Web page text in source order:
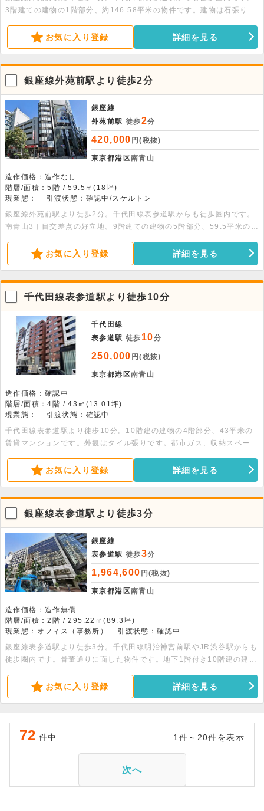
3階建ての建物の1階部分、約146.58平米の物件です。建物は石張りで
お気に入り登録 詳細を見る
銀座線外苑前駅より徒歩2分
銀座線
外苑前駅 徒歩2分
420,000 円(税抜)
東京都港区南青山
造作価格：造作なし
階層/面積：5階 / 59.5㎡(18坪)
現業態：
引渡状態：確認中/スケルトン
銀座線外苑前駅より徒歩2分。千代田線表参道駅からも徒歩圏内です。
南青山3丁目交差点の好立地。9階建ての建物の5階部分、59.5平米の貸
す。スケルトンの為自由なレイアウトが可能です。
お気に入り登録 詳細を見る
千代田線表参道駅より徒歩10分
千代田線
表参道駅 徒歩 10分
250,000 円(税抜)
東京都港区南青山
造作価格：確認中
階層/面積：4階 / 43㎡(13.01坪)
現業態：
引渡状態：確認中
千代田線表参道駅より徒歩10分。10階建の建物の4階部分、43平米の
賃貸マンションです。外観はタイル張りです。都市ガス、収納スペー
ラ、24時間セキュリティー、バルコニー、宅配BOX、敷地内ごみ置き
場完備です。
お気に入り登録 詳細を見る
銀座線表参道駅より徒歩3分
銀座線
表参道駅 徒歩3分
1,964,600 円(税抜)
東京都港区南青山
造作価格：造作無償
階層/面積：2階 / 295.22㎡(89.3坪)
現業態：オフィス（事務所）
引渡状態：確認中
銀座線表参道駅より徒歩3分。千代田線明治神宮前駅やJR渋谷駅からも
徒歩圏内です。骨董通りに面した物件です。地下1階付き10階建の建物
お気に入り登録 詳細を見る
72 件中 1件～20件を表示
次へ